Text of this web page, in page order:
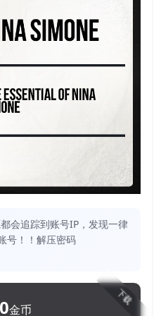
会追踪到账号IP，发现一律
号！！解压密码
下载
金币